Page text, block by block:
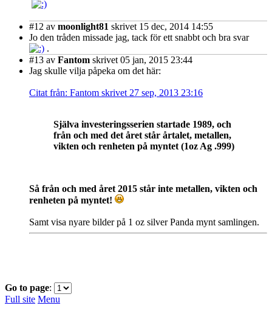
#12 av moonlight81 skrivet 15 dec, 2014 14:55
Jo den tråden missade jag, tack för ett snabbt och bra svar
.
#13 av Fantom skrivet 05 jan, 2015 23:44
Jag skulle vilja påpeka om det här:
Citat från: Fantom skrivet 27 sep, 2013 23:16
Själva investeringsserien startade 1989, och
från och med det året står årtalet, metallen,
vikten och renheten på myntet (1oz Ag .999)
Så från och med året 2015 står inte metallen, vikten och
renheten på myntet!
Samt visa nyare bilder på 1 oz silver Panda mynt samlingen.
Go to page:
Full site Menu